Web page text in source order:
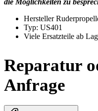
die Möglichkeiten zu
Hersteller
Typ: US401
Viele Ersatzteile ab
Reparatur
Anfrage